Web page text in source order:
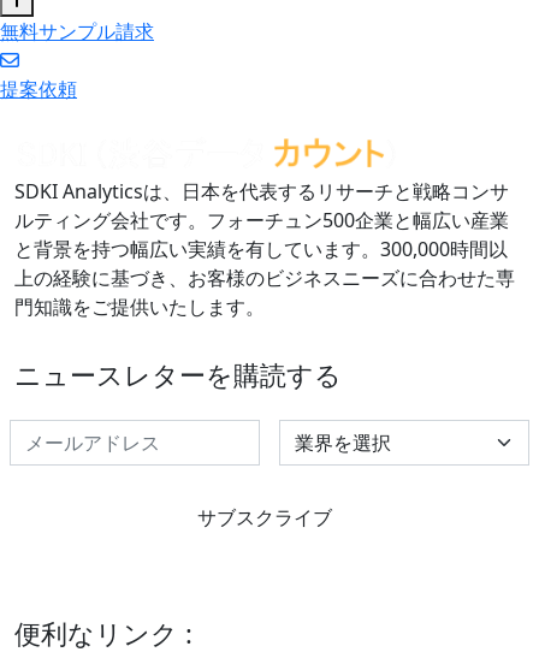
無料サンプル請求
提案依頼
SDKI Analyticsは、日本を代表するリサーチと戦略コンサ
ルティング会社です。フォーチュン500企業と幅広い産業
と背景を持つ幅広い実績を有しています。300,000時間以
上の経験に基づき、お客様のビジネスニーズに合わせた専
門知識をご提供いたします。
ニュースレターを購読する
Select Industry
サブスクライブ
便利なリンク :